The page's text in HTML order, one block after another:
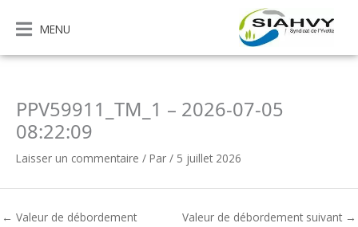
contenu
MENU
PPV59911_TM_1 – 2026-07-05
08:22:09
Laisser un commentaire / Par / 5 juillet 2026
← Valeur de débordement
Valeur de débordement suivant →